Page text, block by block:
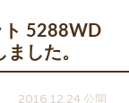
ト 5288WD
した。
2016.12.24 公開